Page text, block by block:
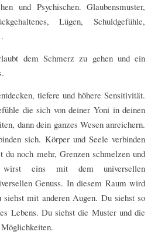
und Psychischen. Glaubensmuster,
Lügen, Schuldgefühle,
dem Schmerz zu gehen und ein
tiefere und höhere Sensitivität.
die sich von deiner Yoni in deinen
dann dein ganzes Wesen anreichern.
sich. Körper und Seele verbinden
du noch mehr, Grenzen schmelzen und
wirst eins mit dem universellen
Genuss. In diesem Raum wird
mit anderen Augen. Du siehst so
Lebens. Du siehst die Muster und die